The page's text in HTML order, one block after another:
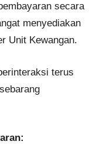
secara
menyediakan
Unit Kewangan.
terus